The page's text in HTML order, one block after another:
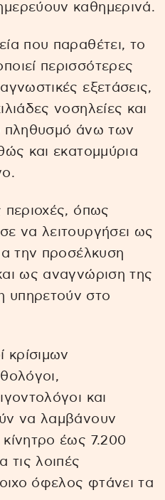
καθημερινά.
που παραθέτει, το
περισσότερες
εξετάσεις,
νοσηλείες και
πληθυσμό άνω των
και εκατομμύρια
περιοχές, όπως
να λειτουργήσει ως
την προσέλκυση
ως αναγνώριση της
στο
κρίσιμων
και
να λαμβάνουν
έως 7.200
τις λοιπές
όφελος φτάνει τα